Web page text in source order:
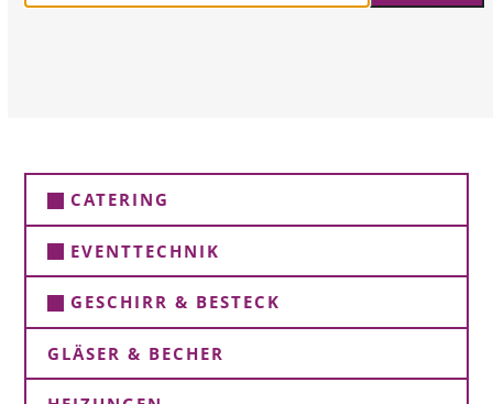
suchen
CATERING
EVENTTECHNIK
GESCHIRR & BESTECK
GLÄSER & BECHER